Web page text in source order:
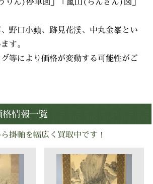
野口小蘋、跡見花渓、中丸金峯とい
す。
等により価格が変動する可能性がご
情報一覧
掛軸を幅広く買取中です！